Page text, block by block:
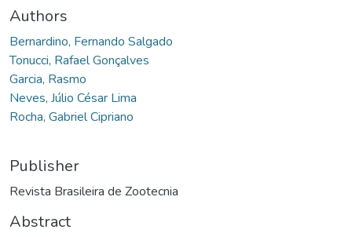
Authors
Bernardino, Fernando Salgado
Tonucci, Rafael Gonçalves
Garcia, Rasmo
Neves, Júlio César Lima
Rocha, Gabriel Cipriano
Publisher
Revista Brasileira de Zootecnia
Abstract